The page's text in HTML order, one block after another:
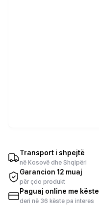
Transport i shpejtë
në Kosovë dhe Shqipëri
Garancion 12 muaj
për çdo produkt
Paguaj online me këste
deri në 36 këste pa interes